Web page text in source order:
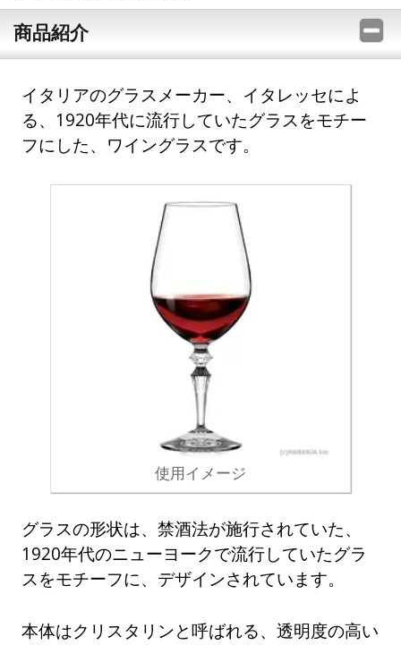
商品紹介
イタリアのグラスメーカー、イタレッセによ
る、1920年代に流行していたグラスをモチー
フにした、ワイングラスです。
使用イメージ
グラスの形状は、禁酒法が施行されていた、
1920年代のニューヨークで流行していたグラ
スをモチーフに、デザインされています。
本体はクリスタリンと呼ばれる、透明度の高い